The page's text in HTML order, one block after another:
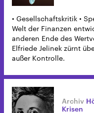
• Gesellschaftskritik •
Welt der Finanzen
anderen Ende des
Elfriede Jelinek zürnt
außer Kontrolle.
Krisen